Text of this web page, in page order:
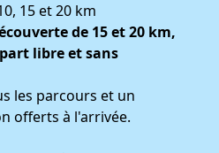
15 et 20 km
de 15 et 20 km,
libre et sans
les parcours et un
offerts à l'arrivée.